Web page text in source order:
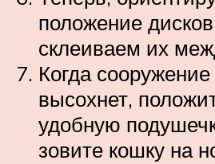
положение
склеиваем их
Когда
высохнет,
удобную
зовите кошку на